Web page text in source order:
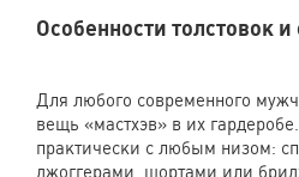
Особенности толстовок
Для любого современного
вещь «мастхэв» в их
практически с любым низом:
джоггерами, шортами или